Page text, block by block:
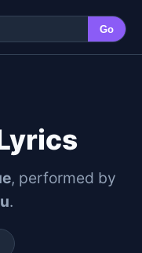
Go
, performed by
.